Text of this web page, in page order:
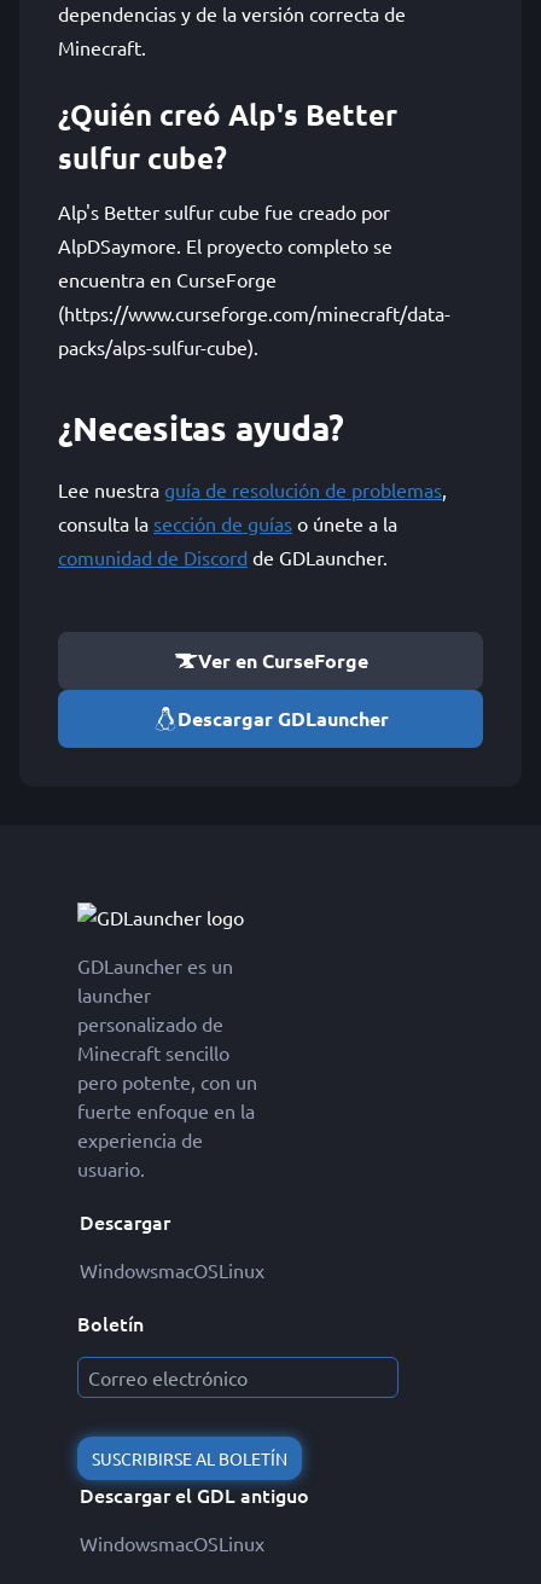
dependencias y de la versión correcta de
Minecraft.
¿Quién creó Alp's Better
sulfur cube?
Alp's Better sulfur cube fue creado por
AlpDSaymore. El proyecto completo se
encuentra en CurseForge
(https://www.curseforge.com/minecraft/data-
packs/alps-sulfur-cube).
¿Necesitas ayuda?
Lee nuestra guía de resolución de problemas,
consulta la sección de guías o únete a la
comunidad de Discord de GDLauncher.
Ver en CurseForge
Descargar GDLauncher
GDLauncher es un
launcher
personalizado de
Minecraft sencillo
pero potente, con un
fuerte enfoque en la
experiencia de
usuario.
Descargar
WindowsmacOSLinux
Boletín
SUSCRIBIRSE AL BOLETÍN
Descargar el GDL antiguo
WindowsmacOSLinux